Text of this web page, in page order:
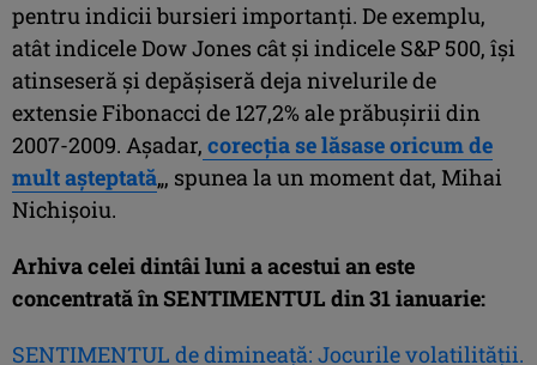
pentru indicii bursieri importanţi. De exemplu,
atât indicele Dow Jones cât și indicele S&P 500, își
atinseseră și depășiseră deja nivelurile de
extensie Fibonacci de 127,2% ale prăbușirii din
2007-2009. Așadar, corecția se lăsase oricum de
mult așteptată„, spunea la un moment dat, Mihai
Nichişoiu.
Arhiva celei dintâi luni a acestui an este
concentrată în SENTIMENTUL din 31 ianuarie:
SENTIMENTUL de dimineaţă: Jocurile volatilităţii.